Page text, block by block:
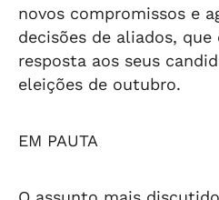
novos compromissos e
decisões de aliados,
resposta aos seus
eleições de outubro.
EM PAUTA